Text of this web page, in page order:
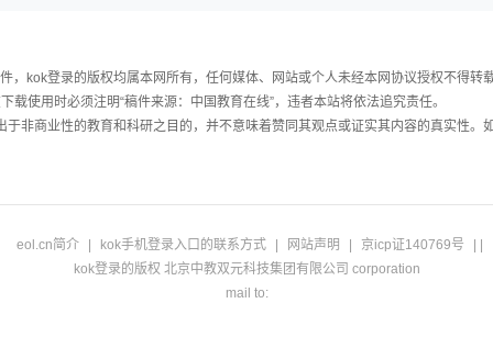
，kok登录的版权均属本网所有，任何媒体、网站或个人未经本网协议授权不得转
使用时必须注明“稿件来源：中国教育在线”，违者本站将依法追究责任。
非商业性的教育和科研之目的，并不意味着赞同其观点或证实其内容的真实性。
eol.cn简介 kok手机登录入口的联系方式 网站声明 京icp证140769号
kok登录的版权 北京中教双元科技集团有限公司 corporation
mail to: